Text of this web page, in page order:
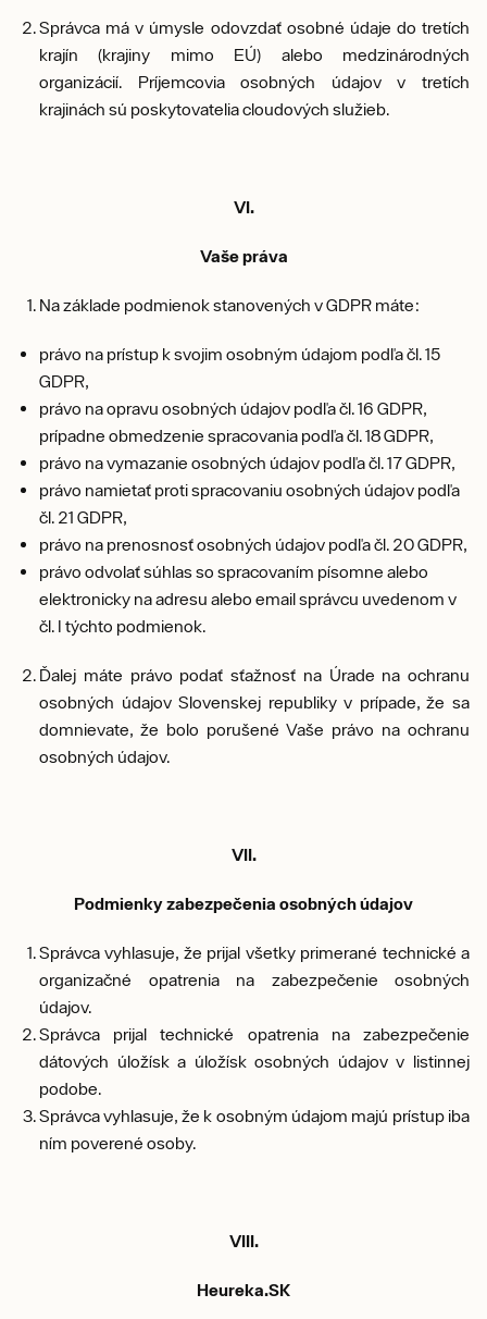
Správca má v úmysle odovzdať osobné údaje do tretích
krajín (krajiny mimo EÚ) alebo medzinárodných
organizácií. Príjemcovia osobných údajov v tretích
krajinách sú poskytovatelia cloudových služieb.
VI.
Vaše práva
Na základe podmienok stanovených v GDPR máte:
právo na prístup k svojim osobným údajom podľa čl. 15
GDPR,
právo na opravu osobných údajov podľa čl. 16 GDPR,
prípadne obmedzenie spracovania podľa čl. 18 GDPR,
právo na vymazanie osobných údajov podľa čl. 17 GDPR,
právo namietať proti spracovaniu osobných údajov podľa
čl. 21 GDPR,
právo na prenosnosť osobných údajov podľa čl. 20 GDPR,
právo odvolať súhlas so spracovaním písomne alebo
elektronicky na adresu alebo email správcu uvedenom v
čl. I týchto podmienok.
Ďalej máte právo podať sťažnosť na Úrade na ochranu
osobných údajov Slovenskej republiky v prípade, že sa
domnievate, že bolo porušené Vaše právo na ochranu
osobných údajov.
VII.
Podmienky zabezpečenia osobných údajov
Správca vyhlasuje, že prijal všetky primerané technické a
organizačné opatrenia na zabezpečenie osobných
údajov.
Správca prijal technické opatrenia na zabezpečenie
dátových úložísk a úložísk osobných údajov v listinnej
podobe.
Správca vyhlasuje, že k osobným údajom majú prístup iba
ním poverené osoby.
VIII.
Heureka.SK